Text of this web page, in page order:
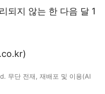
되지 않는 한 다음 달 1
무단 전재, 재배포 및 이용(AI